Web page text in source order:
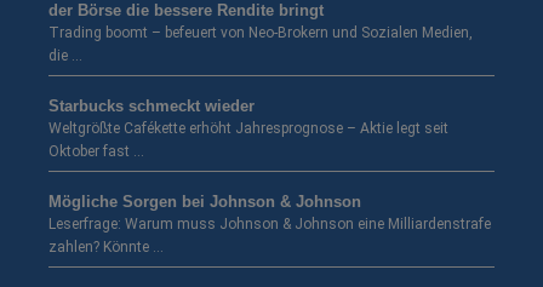
der Börse die bessere Rendite bringt
Trading boomt – befeuert von Neo-Brokern und Sozialen Medien,
die …
Starbucks schmeckt wieder
Weltgrößte Cafékette erhöht Jahresprognose – Aktie legt seit
Oktober fast …
Mögliche Sorgen bei Johnson & Johnson
Leserfrage: Warum muss Johnson & Johnson eine Milliardenstrafe
zahlen? Könnte …